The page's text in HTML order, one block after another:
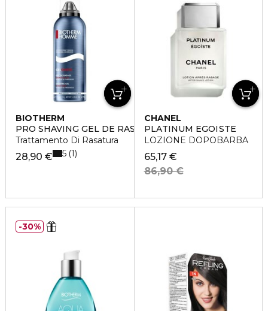
BIOTHERM
PRO SHAVING GEL DE RASAGE
Trattamento Di Rasatura
28,90 € 5 1
CHANEL
PLATINUM EGOÏSTE
LOZIONE DOPOBARBA
65,17 €
86,90 €
30%